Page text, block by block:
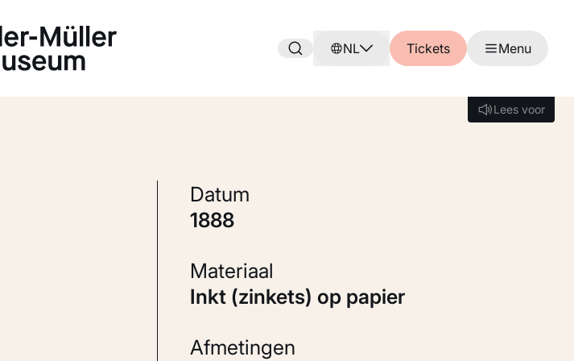
NL Tickets Menu
Lees voor
Lees voor
Datum
1888
Materiaal
Inkt (zinkets) op papier
Afmetingen